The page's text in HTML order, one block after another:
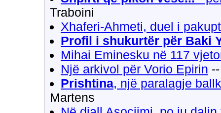
Traboini
Xhaferi-Ahmeti, duel i
Profil i shukurtër për Baki
Mihai Eminesku në 117
Një arkivol për Vorio Epirin
Prishtina, një paralagje
Martens